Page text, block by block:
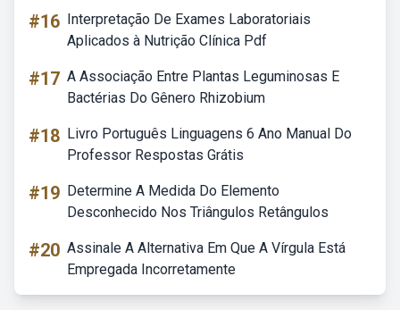
#16 Interpretação De Exames Laboratoriais
Aplicados à Nutrição Clínica Pdf
#17 A Associação Entre Plantas Leguminosas E
Bactérias Do Gênero Rhizobium
#18 Livro Português Linguagens 6 Ano Manual Do
Professor Respostas Grátis
#19 Determine A Medida Do Elemento
Desconhecido Nos Triângulos Retângulos
#20 Assinale A Alternativa Em Que A Vírgula Está
Empregada Incorretamente